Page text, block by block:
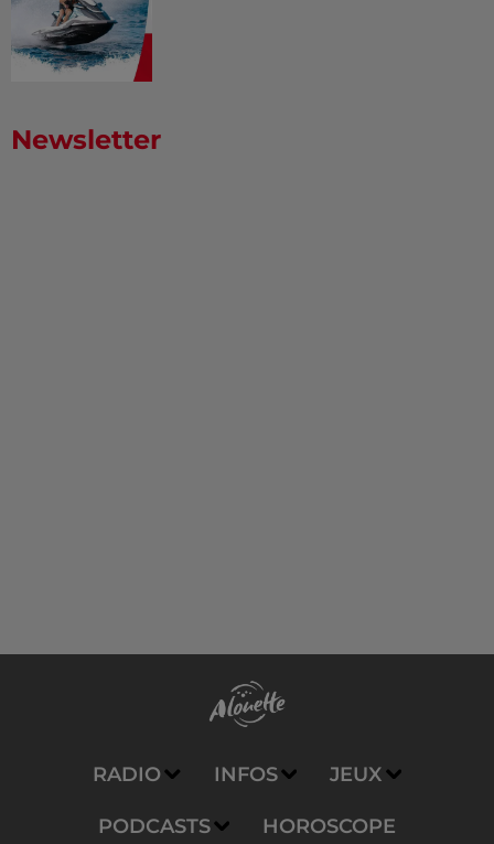
Newsletter
RADIO INFOS JEUX
PODCASTS HOROSCOPE